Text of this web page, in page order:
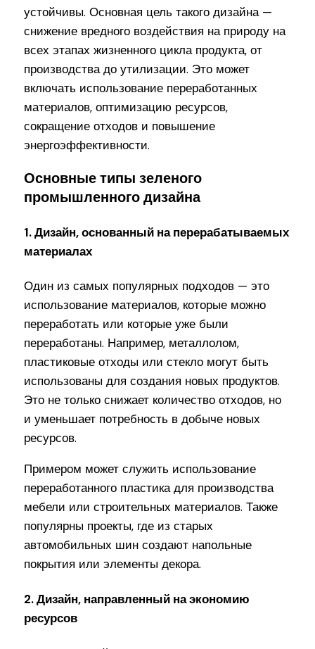
устойчивы. Основная цель такого дизайна —
снижение вредного воздействия на природу на
всех этапах жизненного цикла продукта, от
производства до утилизации. Это может
включать использование переработанных
материалов, оптимизацию ресурсов,
сокращение отходов и повышение
энергоэффективности.
Основные типы зеленого
промышленного дизайна
1. Дизайн, основанный на перерабатываемых
материалах
Один из самых популярных подходов — это
использование материалов, которые можно
переработать или которые уже были
переработаны. Например, металлолом,
пластиковые отходы или стекло могут быть
использованы для создания новых продуктов.
Это не только снижает количество отходов, но
и уменьшает потребность в добыче новых
ресурсов.
Примером может служить использование
переработанного пластика для производства
мебели или строительных материалов. Также
популярны проекты, где из старых
автомобильных шин создают напольные
покрытия или элементы декора.
2. Дизайн, направленный на экономию
ресурсов